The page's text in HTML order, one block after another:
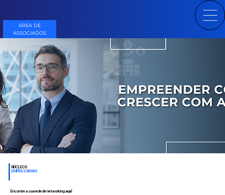
ÁREA DE
ASSOCIADOS
NÚCLEOS
EMPRESARIAIS
Encontre a sua rede de networking aqui!